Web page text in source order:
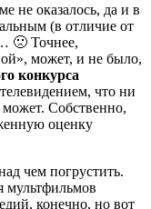
не оказалось, да и в
(в отличие от
🙁 Точнее,
может, и не было,
конкурса
что ни
Собственно,
оценку
чем погрустить.
мультфильмов
конечно, но вот